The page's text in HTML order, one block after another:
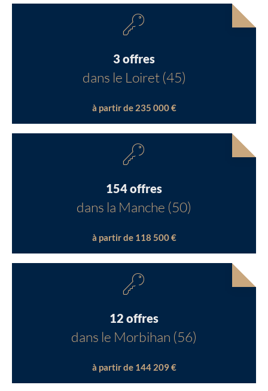
3 offres
dans le Loiret (45)
à partir de 235 000 €
154 offres
dans la Manche (50)
à partir de 118 500 €
12 offres
dans le Morbihan (56)
à partir de 144 209 €